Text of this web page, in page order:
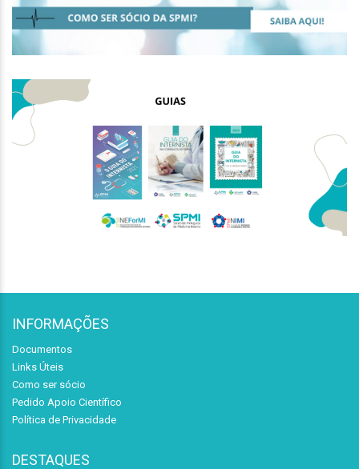
INFORMAÇÕES
Documentos
Links Úteis
Como ser sócio
Pedido Apoio Científico
Política de Privacidade
DESTAQUES